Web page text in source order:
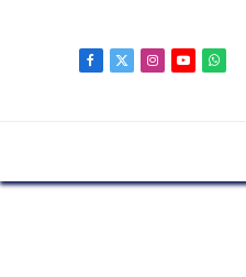
Facebook
X
Instagram
YouTube